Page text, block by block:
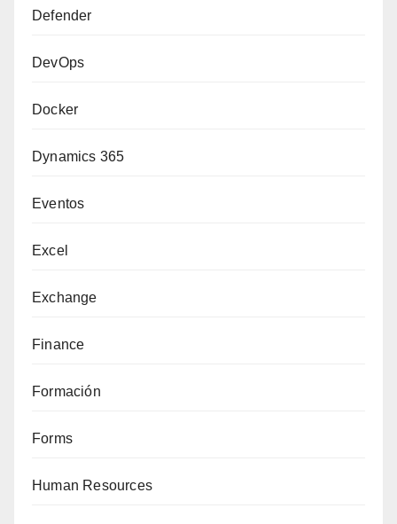
Defender
DevOps
Docker
Dynamics 365
Eventos
Excel
Exchange
Finance
Formación
Forms
Human Resources